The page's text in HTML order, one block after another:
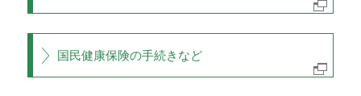
国民健康保険の手続きなど